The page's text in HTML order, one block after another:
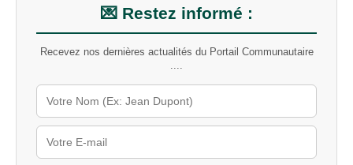
m
o
t
-
l
é
u
r
l
💌 Restez informé :
Recevez nos dernières actualités du Portail Communautaire
....